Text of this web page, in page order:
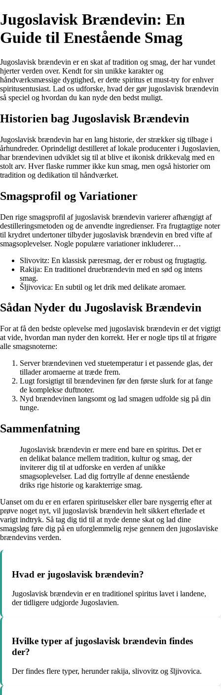
Jugoslavisk Brændevin: En
Guide til Enestående Smag
Jugoslavisk brændevin er en skat af tradition og smag, der har vundet
hjerter verden over. Kendt for sin unikke karakter og
håndværksmæssige dygtighed, er dette spiritus et must-try for enhver
spiritusentusiast. Lad os udforske, hvad der gør jugoslavisk brændevin
så speciel og hvordan du kan nyde den bedst muligt.
Historien bag Jugoslavisk Brændevin
Jugoslavisk brændevin har en lang historie, der strækker sig tilbage i
århundreder. Oprindeligt destilleret af lokale producenter i Jugoslavien,
har brændevinen udviklet sig til at blive et ikonisk drikkevalg med en
stolt arv. Hver flaske rummer ikke kun smag, men også historier om
tradition og dedikation til håndværket.
Smagsprofil og Variationer
Den rige smagsprofil af jugoslavisk brændevin varierer afhængigt af
destilleringsmetoden og de anvendte ingredienser. Fra frugtagtige noter
til krydret undertoner tilbyder jugoslavisk brændevin en bred vifte af
smagsoplevelser. Nogle populære variationer inkluderer…
Slivovitz: En klassisk pæresmag, der er robust og frugtagtig.
Rakija: En traditionel druebrændevin med en sød og intens
smag.
Šljivovica: En subtil og let drik med delikate aromaer.
Sådan Nyder du Jugoslavisk Brændevin
For at få den bedste oplevelse med jugoslavisk brændevin er det vigtigt
at vide, hvordan man nyder den korrekt. Her er nogle tips til at frigøre
alle smagsnoterne:
Server brændevinen ved stuetemperatur i et passende glas, der
tillader aromaerne at træde frem.
Lugt forsigtigt til brændevinen før den første slurk for at fange
de komplekse duftnoter.
Nyd brændevinen langsomt og lad smagen udfolde sig på din
tunge.
Sammenfatning
Jugoslavisk brændevin er mere end bare en spiritus. Det er
en delikat balance mellem tradition, kultur og smag, der
inviterer dig til at udforske en verden af unikke
smagsoplevelser. Lad dig fortrylle af denne enestående
driks rige historie og karakterrige smag.
Uanset om du er en erfaren spirituselsker eller bare nysgerrig efter at
prøve noget nyt, vil jugoslavisk brændevin helt sikkert efterlade et
varigt indtryk. Så tag dig tid til at nyde denne skat og lad dine
smagsløg føre dig på en uforglemmelig rejse gennem den jugoslaviske
brændevins verden.
Hvad er jugoslavisk brændevin?
Jugoslavisk brændevin er en traditionel spiritus lavet i landene,
der tidligere udgjorde Jugoslavien.
Hvilke typer af jugoslavisk brændevin findes
der?
Der findes flere typer, herunder rakija, slivovitz og šljivovica.